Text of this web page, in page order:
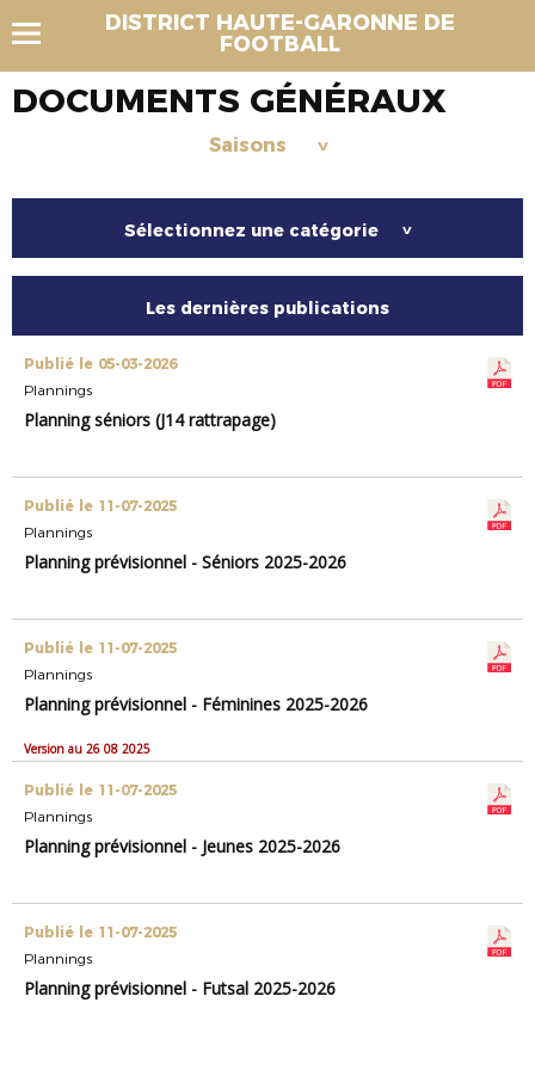
DISTRICT HAUTE-GARONNE DE
FOOTBALL
DOCUMENTS GÉNÉRAUX
Saisons >
Sélectionnez une catégorie >
Les dernières publications
Publié le 05-03-2026
Plannings
Planning séniors (J14 rattrapage)
Publié le 11-07-2025
Plannings
Planning prévisionnel - Séniors 2025-2026
Publié le 11-07-2025
Plannings
Planning prévisionnel - Féminines 2025-2026
Version au 26 08 2025
Publié le 11-07-2025
Plannings
Planning prévisionnel - Jeunes 2025-2026
Publié le 11-07-2025
Plannings
Planning prévisionnel - Futsal 2025-2026